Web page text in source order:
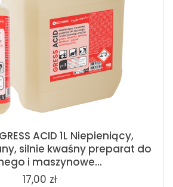
ACID 1L Niepieniący,
silnie kwaśny preparat do
i maszynowe...
17,00 zł